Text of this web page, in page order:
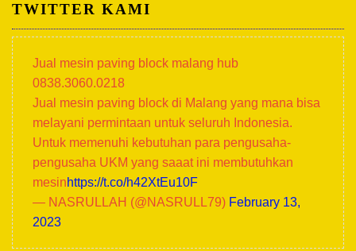
TWITTER KAMI
Jual mesin paving block malang hub
0838.3060.0218
Jual mesin paving block di Malang yang mana bisa
melayani permintaan untuk seluruh Indonesia.
Untuk memenuhi kebutuhan para pengusaha-
pengusaha UKM yang saaat ini membutuhkan
mesinhttps://t.co/h42XtEu10F
— NASRULLAH (@NASRULL79) February 13,
2023